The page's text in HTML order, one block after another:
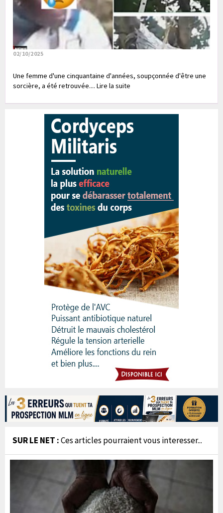
02/10/2025
Une femme d'une cinquantaine d'années, soupçonnée d'être une
sorcière, a été retrouvée.... Lire la suite
SUR LE NET :Ces articles pourraient vous interesser...